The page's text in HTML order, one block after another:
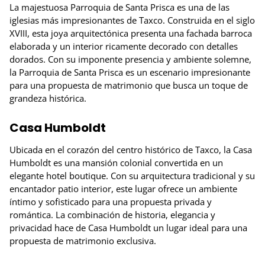
La majestuosa Parroquia de Santa Prisca es una de las
iglesias más impresionantes de Taxco. Construida en el siglo
XVIII, esta joya arquitectónica presenta una fachada barroca
elaborada y un interior ricamente decorado con detalles
dorados. Con su imponente presencia y ambiente solemne,
la Parroquia de Santa Prisca es un escenario impresionante
para una propuesta de matrimonio que busca un toque de
grandeza histórica.
Casa Humboldt
Ubicada en el corazón del centro histórico de Taxco, la Casa
Humboldt es una mansión colonial convertida en un
elegante hotel boutique. Con su arquitectura tradicional y su
encantador patio interior, este lugar ofrece un ambiente
íntimo y sofisticado para una propuesta privada y
romántica. La combinación de historia, elegancia y
privacidad hace de Casa Humboldt un lugar ideal para una
propuesta de matrimonio exclusiva.